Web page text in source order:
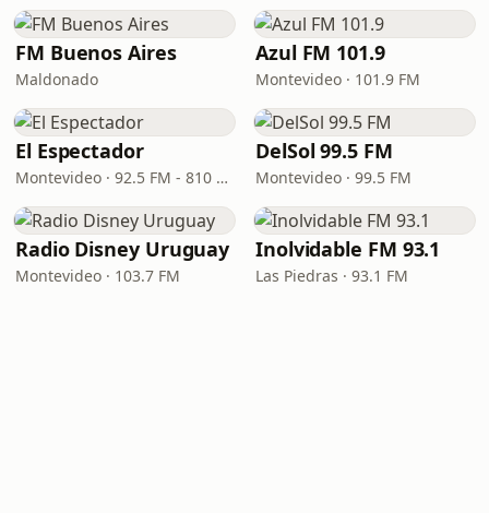
FM Buenos Aires
Maldonado
Azul FM 101.9
Montevideo · 101.9 FM
El Espectador
Montevideo · 92.5 FM - 810 AM
DelSol 99.5 FM
Montevideo · 99.5 FM
Radio Disney Uruguay
Montevideo · 103.7 FM
Inolvidable FM 93.1
Las Piedras · 93.1 FM